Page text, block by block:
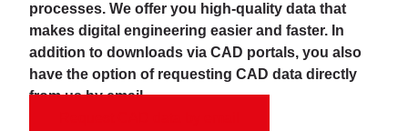
processes. We offer you high-quality data that
makes digital engineering easier and faster. In
addition to downloads via CAD portals, you also
have the option of requesting CAD data directly
from us by email.